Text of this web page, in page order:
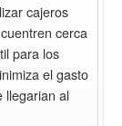
cajeros
cerca
para los
el gasto
llegarian al